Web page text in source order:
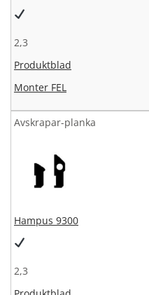
2,3
Produktblad
Monter FEL
Avskrapar-planka
Hampus 9300
2,3